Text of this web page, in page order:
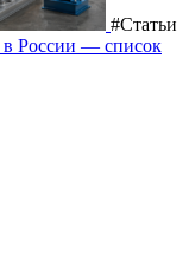
#Статьи
в России — список